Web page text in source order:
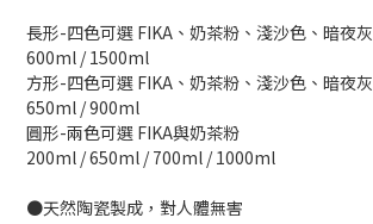
長形-四色可選 FIKA、奶茶粉、淺沙色、暗夜灰
600ml / 1500ml
方形-四色可選 FIKA、奶茶粉、淺沙色、暗夜灰
650ml / 900ml
圓形-兩色可選 FIKA與奶茶粉
200ml / 650ml / 700ml / 1000ml
●天然陶瓷製成，對人體無害